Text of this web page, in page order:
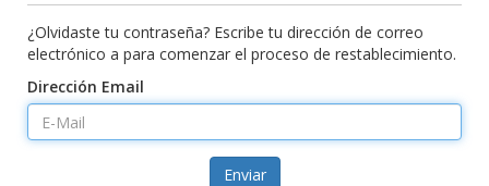
¿Olvidaste tu contraseña? Escribe tu dirección de correo
electrónico a para comenzar el proceso de restablecimiento.
Dirección Email
Enviar